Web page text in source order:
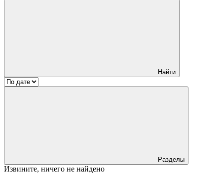
Найти
Разделы
Извините, ничего не найдено